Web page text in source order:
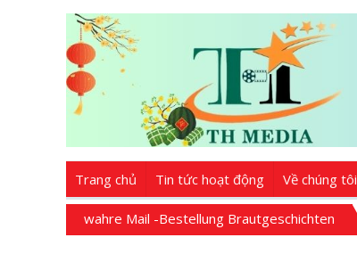
Trang chủ Tin tức hoạt động Về chúng tôi
wahre Mail -Bestellung Brautgeschichten